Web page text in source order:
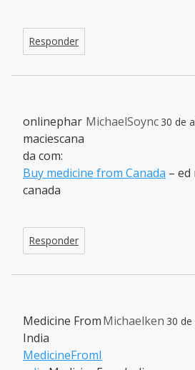
Responder
MichaelSoync 30 de
onlinephar
maciescana
da com:
Buy medicine from Canada – ed
canada
Responder
Michaelken 30
Medicine From
India
MedicineFromI